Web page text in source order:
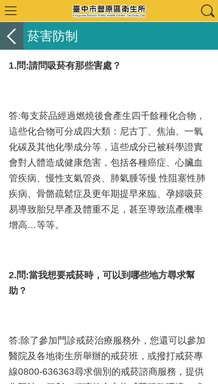
菸害防制
1.問:請問吸菸有那些害處？
答:每支菸品經過燃燒後會產生四千餘種化合物，
這些化合物可分成四大類：尼古丁、焦油、一氧
化碳及其他化學成分等，這些成分已被科學證實
會對人體造成健康危害，包括各種癌症、心臟血
管疾病、慢性支氣管炎、肺氣腫等慢 性阻塞性肺
疾病、骨骼疏鬆症及更年期提早來臨、孕婦吸菸
易導致胎兒早產及體重不足，甚至導致流產機率
增高…等等。
2.問:當我想要戒菸時，可以到哪些地方尋求幫
助？
答:除了參加門診戒菸治療服務外，您還可以參加
醫院及各地衛生所舉辦的戒菸班，或撥打戒菸專
線0800-636363尋求個別的戒菸諮商服務，提供